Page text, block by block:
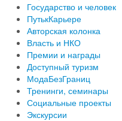
Государство и человек
ПутькКарьере
Авторская колонка
Власть и НКО
Премии и награды
Доступный туризм
МодаБезГраниц
Тренинги, семинары
Социальные проекты
Экскурсии